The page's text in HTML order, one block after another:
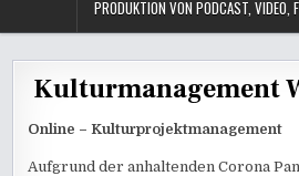
PRODUKTION VON PODCAST, VIDEO,
Kulturmanagement
Online – Kulturprojektmanagement
Aufgrund der anhaltenden Corona